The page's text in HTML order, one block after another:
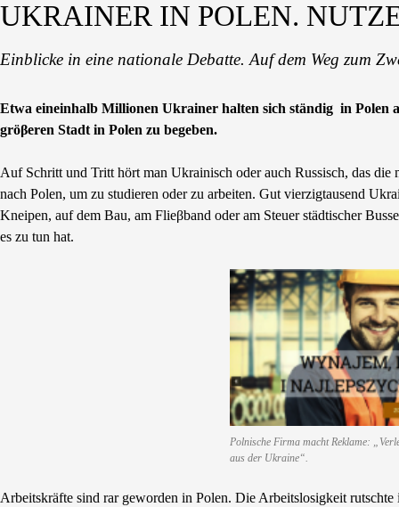
UKRAINER IN POLEN.
Einblicke in eine nationale Debatte. Auf dem Weg zum
Etwa eineinhalb Millionen Ukrainer halten sich ständig in Polen
gröβeren Stadt in Polen zu begeben.
Auf Schritt und Tritt hört man Ukrainisch oder auch Russisch, das
nach Polen, um zu studieren oder zu arbeiten. Gut vierzigtausend
Kneipen, auf dem Bau, am Flieβband oder am Steuer städtischer
es zu tun hat.
Polnische Firma macht Reklame:
aus der Ukraine“.
Arbeitskräfte sind rar geworden in Polen. Die Arbeitslosigkeit